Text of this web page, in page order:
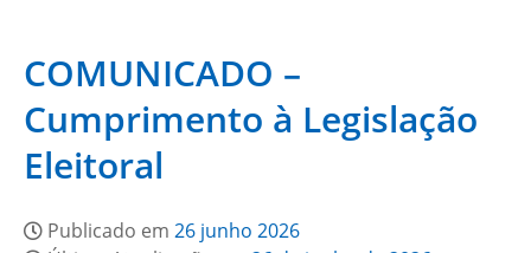
COMUNICADO –
Cumprimento à Legislação
Eleitoral
Publicado em 26 junho 2026